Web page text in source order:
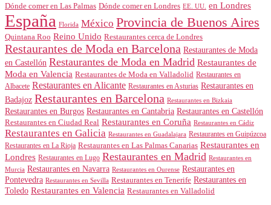
Dónde comer en Las Palmas Dónde comer en Londres EE. UU. en Londres
España Florida México Provincia de Buenos Aires
Quintana Roo Reino Unido Restaurantes cerca de Londres
Restaurantes de Moda en Barcelona Restaurantes de Moda
en Castellón Restaurantes de Moda en Madrid Restaurantes de
Moda en Valencia Restaurantes de Moda en Valladolid Restaurantes en
Albacete Restaurantes en Alicante Restaurantes en Asturias Restaurantes en
Badajoz Restaurantes en Barcelona Restaurantes en Bizkaia
Restaurantes en Burgos Restaurantes en Cantabria Restaurantes en Castellón
Restaurantes en Ciudad Real Restaurantes en Coruña Restaurantes en Cádiz
Restaurantes en Galicia Restaurantes en Guadalajara Restaurantes en Guipúzcoa
Restaurantes en La Rioja Restaurantes en Las Palmas Canarias Restaurantes en
Londres Restaurantes en Lugo Restaurantes en Madrid Restaurantes en
Murcia Restaurantes en Navarra Restaurantes en Ourense Restaurantes en
Pontevedra Restaurantes en Sevilla Restaurantes en Tenerife Restaurantes en
Toledo Restaurantes en Valencia Restaurantes en Valladolid